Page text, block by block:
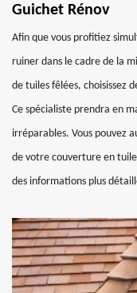
Guichet Rénov
Afin que vous profitiez
ruiner dans le cadre de la
de tuiles fêlées, choisissez
Ce spécialiste prendra en
irréparables. Vous pouvez
de votre couverture en
des informations plus